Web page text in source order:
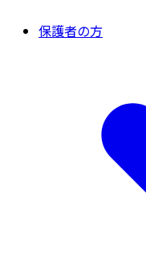
保護者の方